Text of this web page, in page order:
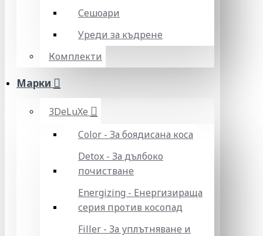
Сешоари
Уреди за къдрене
Комплекти
Марки
3DeLuXe
Color - За боядисана коса
Detox - За дълбоко
почистване
Energizing - Енергизираща
серия против косопад
Filler - За уплътняване и